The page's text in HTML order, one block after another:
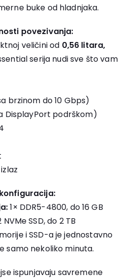
buke od hladnjaka.
povezivanja:
veličini od 0,56 litara,
serija nudi sve što vam
brzinom do 10 Gbps)
DisplayPort podrškom)
1× DDR5-4800, do 16 GB
SSD, do 2 TB
i SSD-a je jednostavno
samo nekoliko minuta.
ispunjavaju savremene